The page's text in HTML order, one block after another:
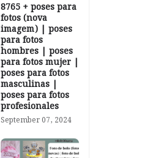
8765 + poses para
fotos (nova
imagem) | poses
para fotos
hombres | poses
para fotos mujer |
poses para fotos
masculinas |
poses para fotos
profesionales
September 07, 2024